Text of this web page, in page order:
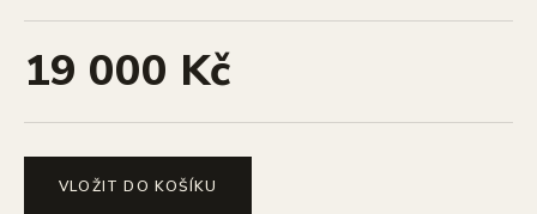
19 000 Kč
VLOŽIT DO KOŠÍKU